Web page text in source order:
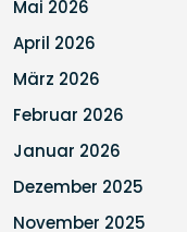
Mai 2026
April 2026
März 2026
Februar 2026
Januar 2026
Dezember 2025
November 2025